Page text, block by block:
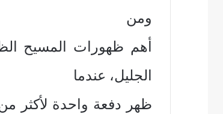
ومن
أهم ظهورات المسيح
الجليل، عندما
ظهر دفعة واحدة لأكثر